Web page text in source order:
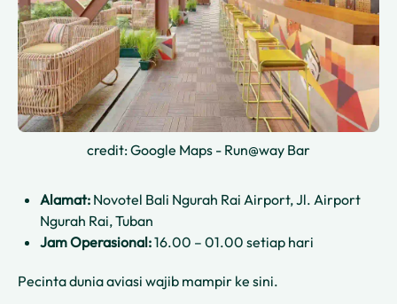
credit: Google Maps - Run@way Bar
Alamat: Novotel Bali Ngurah Rai Airport, Jl. Airport
Ngurah Rai, Tuban
Jam Operasional:16.00 – 01.00 setiap hari
Pecinta dunia aviasi wajib mampir ke sini.